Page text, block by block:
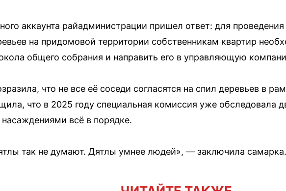
аккаунта райадминистрации пришел ответ: для
на придомовой территории собственникам квартир
общего собрания и направить его в управляющую
что не все её соседи согласятся на спил деревьев в
что в 2025 году специальная комиссия уже обследовала
всё в порядке.
так не думают. Дятлы умнее людей», — заключила самарка.